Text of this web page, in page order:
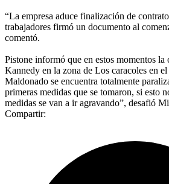
“La empresa aduce finalización de
trabajadores firmó un documento al
comentó.
Pistone informó que en estos momentos la
Kannedy en la zona de Los caracoles en
Maldonado se encuentra totalmente
primeras medidas que se tomaron, si esto
medidas se van a ir agravando”, desafió
Compartir: